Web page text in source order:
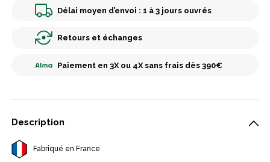
Délai moyen d’envoi : 1 à 3 jours ouvrés
Retours et échanges
Paiement en 3X ou 4X sans frais dès 390€
Description
Fabriqué en France